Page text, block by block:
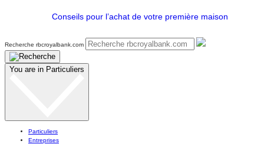
Conseils pour l’achat de votre première maison
Recherche rbcroyalbank.com
You are in Particuliers
Particuliers
Entreprises